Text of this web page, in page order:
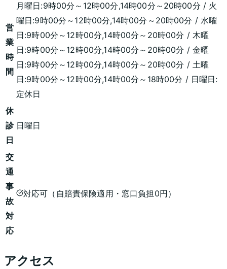
営
業
時
間
月曜日:9時00分～12時00分,14時00分～20時00分 / 火
曜日:9時00分～12時00分,14時00分～20時00分 / 水曜
日:9時00分～12時00分,14時00分～20時00分 / 木曜
日:9時00分～12時00分,14時00分～20時00分 / 金曜
日:9時00分～12時00分,14時00分～20時00分 / 土曜
日:9時00分～12時00分,14時00分～18時00分 / 日曜日:
定休日
休
診
日
日曜日
交
通
事
故
対
応
対応可（自賠責保険適用・窓口負担0円）
アクセス